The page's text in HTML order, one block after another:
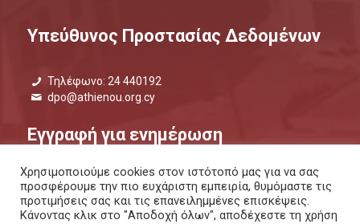
Υπεύθυνος Προστασίας Δεδομένων
Τηλέφωνο: 24 440192
dpo@athienou.org.cy
Εγγραφή για ενημέρωση
Μάθετε τι συμβαίνει και μείνετε ενημερωμένοι.
ΕΝΗΜΕΡΩΤΙΚΟ ΔΕΛΤΙΟ | ΜΕΣΩ SMS
Χρησιμοποιούμε cookies στον ιστότοπό μας για να σας
προσφέρουμε την πιο ευχάριστη εμπειρία, θυμόμαστε τις
προτιμήσεις σας και τις επανειλημμένες επισκέψεις.
Κάνοντας κλικ στο "Αποδοχή όλων", αποδέχεστε τη χρήση